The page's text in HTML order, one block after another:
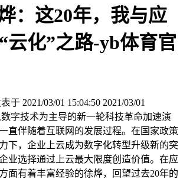
：这20年，我与应
云化”之路-yb体育官
于 2021/03/01 15:04:50 2021/03/01
数字技术为主导的新一轮科技革命加速演
直伴随着互联网的发展过程。在国家政策
下，企业上云成为数字化转型升级新的突
业选择通过上云最大限度创造价值。在应
面有着丰富经验的徐烨，回望过去20年的